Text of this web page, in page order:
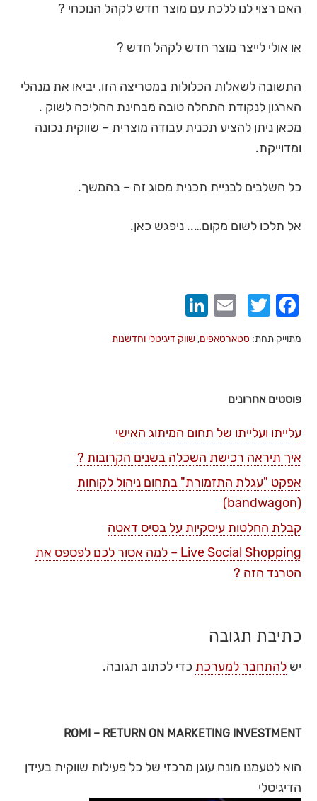
האם רצוי לנו ללכת עם מוצר חדש לקהל הנוכחי ?
או אולי לייצר מוצר חדש לקהל חדש ?
התשובה לשאלות הכלולות במטריצה הזו, יביאו את מנהלי
הארגון לנקודת התחלה טובה מבחינת ההליכה לשוק .
מכאן ניתן להציע תכנית עבודה מוצרית – שווקית נכונה
ומדוייקת.
כל השלבים לבניית תכנית מסוג זה – בהמשך.
אל תלכו לשום מקום….. ניפגש כאן.
Facebook
Twitter
Email
מתוייק תחת:סטארטאפים, שווק דיגיטלי וחדשנות
פוסטים אחרונים
עלייתו ועלייתו של תחום המיתוג האישי
איך תיראה רכישת השכלה בשנים הקרובות ?
אפקט "עגלת התזמורת" בתחום ניהול לקוחות
(bandwagon)
קבלת החלטות עיסקיות על בסיס דאטה
Live Social Shopping – למה אסור לכם לפספס את
הטרנד הזה ?
כתיבת תגובה
ישלהתחבר למערכת כדי לכתוב תגובה.
ROMI – RETURN ON MARKETING INVESTMENT
הוא לטעמנו מונח עוגן מרכזי של כל פעילות שווקית בעידן
הדיגיטלי